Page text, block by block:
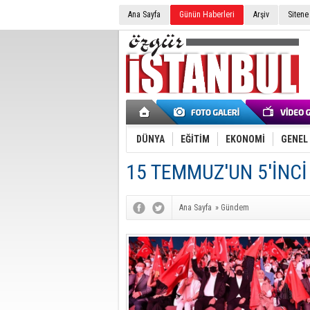
Ana Sayfa Günün Haberleri Arşiv
DÜNYA EĞİTİM EKONOMİ GENEL
15 TEMMUZ'UN
Ana Sayfa » Gündem